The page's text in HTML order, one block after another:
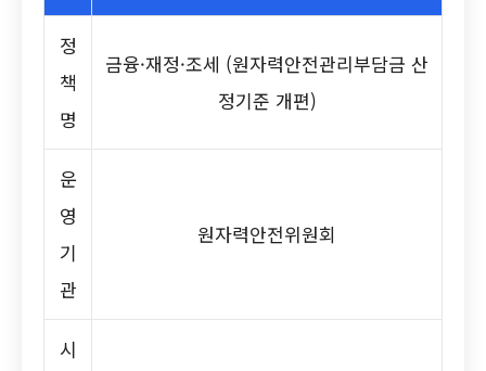
정
책
명
금융·재정·조세 (원자력안전관리부담금 산
정기준 개편)
운
영
기
관
원자력안전위원회
시